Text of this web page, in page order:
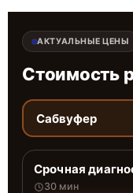
АКТУАЛЬНЫЕ ЦЕНЫ
Стоимость
Сабвуфер
Срочная
30 мин